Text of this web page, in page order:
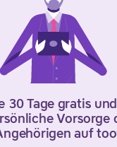
30 Tage gratis
Vorsorge
auf